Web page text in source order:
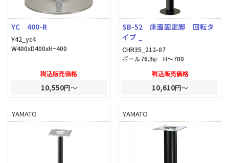
YC 400-R
Y42_yc4
W400xD400xH~400
税込販売価格
10,550円～
SB-52 床面固定脚 回転タ
イプ _
CHR35_212-07
ポール76.3φ H～700
税込販売価格
10,610円～
YAMATO YAMATO